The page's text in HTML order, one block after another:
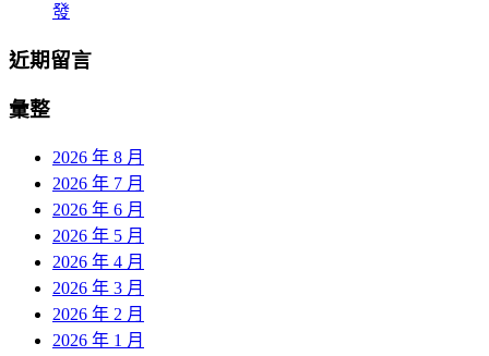
發
近期留言
彙整
2026 年 8 月
2026 年 7 月
2026 年 6 月
2026 年 5 月
2026 年 4 月
2026 年 3 月
2026 年 2 月
2026 年 1 月